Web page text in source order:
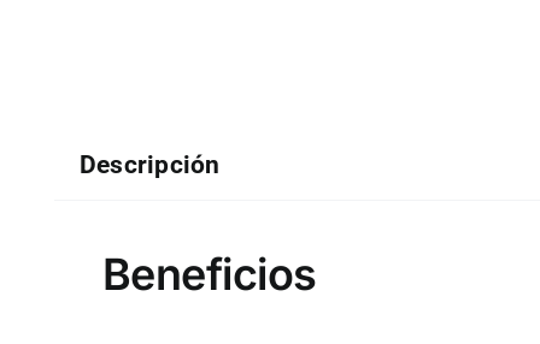
Descripción
Beneficios